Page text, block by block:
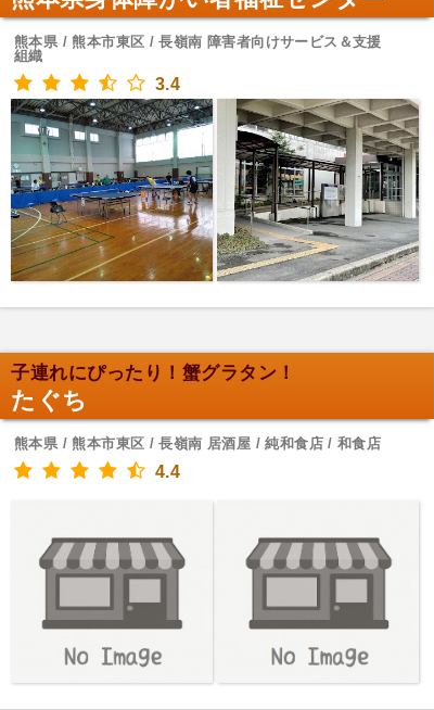
熊本県 / 熊本市東区 / 長嶺南 障害者向けサービス＆支援
組織
3.4
子連れにぴったり！蟹グラタン！
たぐち
熊本県 / 熊本市東区 / 長嶺南 居酒屋 / 純和食店 / 和食店
4.4